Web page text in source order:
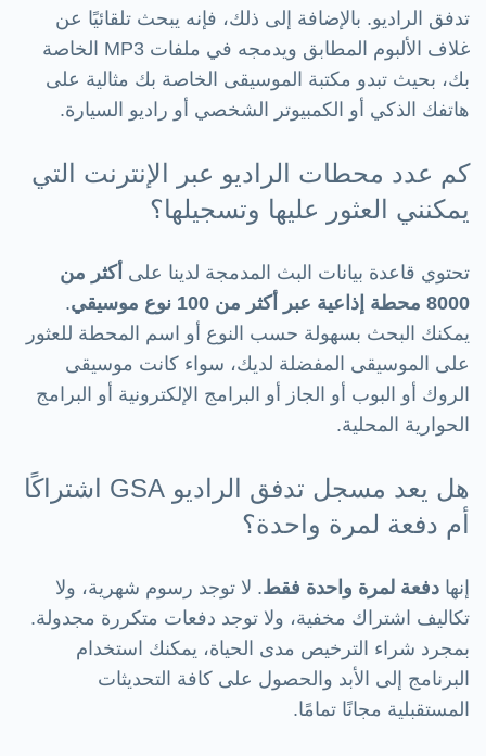
تدفق الراديو. بالإضافة إلى ذلك، فإنه يبحث تلقائيًا عن
غلاف الألبوم المطابق ويدمجه في ملفات MP3 الخاصة
بك، بحيث تبدو مكتبة الموسيقى الخاصة بك مثالية على
هاتفك الذكي أو الكمبيوتر الشخصي أو راديو السيارة.
كم عدد محطات الراديو عبر الإنترنت التي
يمكنني العثور عليها وتسجيلها؟
تحتوي قاعدة بيانات البث المدمجة لدينا على أكثر من
8000 محطة إذاعية عبر أكثر من 100 نوع موسيقي
.
يمكنك البحث بسهولة حسب النوع أو اسم المحطة للعثور
على الموسيقى المفضلة لديك، سواء كانت موسيقى
الروك أو البوب ​​أو الجاز أو البرامج الإلكترونية أو البرامج
الحوارية المحلية.
هل يعد مسجل تدفق الراديو GSA اشتراكًا
أم دفعة لمرة واحدة؟
إنها دفعة لمرة واحدة فقط. لا توجد رسوم شهرية، ولا
تكاليف اشتراك مخفية، ولا توجد دفعات متكررة مجدولة.
بمجرد شراء الترخيص مدى الحياة، يمكنك استخدام
البرنامج إلى الأبد والحصول على كافة التحديثات
المستقبلية مجانًا تمامًا.